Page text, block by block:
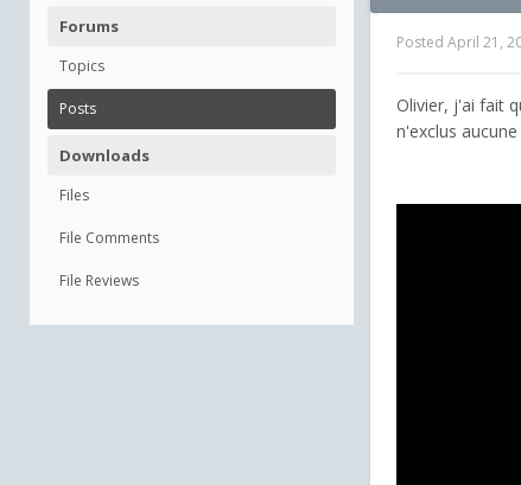
Forums
Topics
Posts
Downloads
Files
File Comments
File Reviews
Posted April 21,
Olivier, j'ai fait
n'exclus